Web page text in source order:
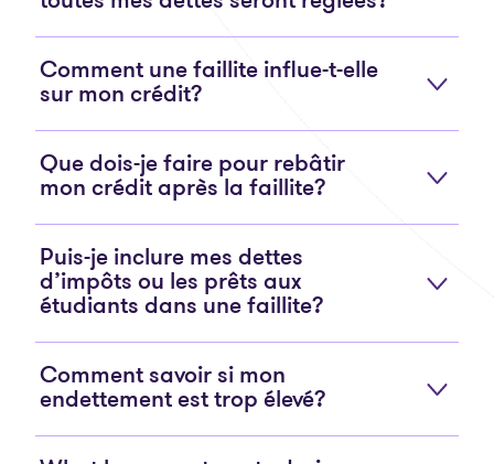
Comment une faillite influe-t-elle
sur mon crédit?
Que dois-je faire pour rebâtir
mon crédit après la faillite?
Puis-je inclure mes dettes
d’impôts ou les prêts aux
étudiants dans une faillite?
Comment savoir si mon
endettement est trop élevé?